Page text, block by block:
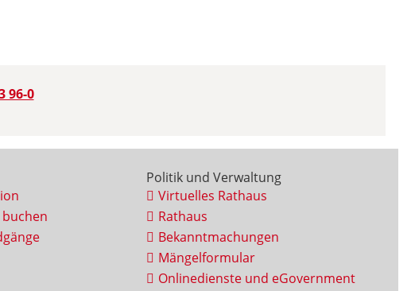
96-0
Politik und Verwaltung
Virtuelles Rathaus
Rathaus
Bekanntmachungen
Mängelformular
Onlinedienste und eGovernment